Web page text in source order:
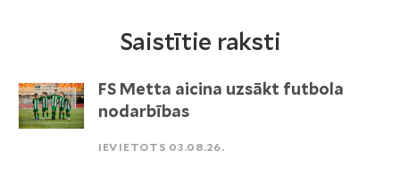
Saistītie raksti
FS Metta aicina uzsākt futbola
nodarbības
IEVIETOTS 03.08.26.